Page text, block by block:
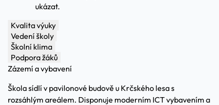
ukázat.
Kvalita výuky
Vedení školy
Školní klima
Podpora žáků
Zázemí a vybavení
Škola sídlí v pavilonové budově u Krčského lesa s
rozsáhlým areálem. Disponuje moderním ICT vybavením a